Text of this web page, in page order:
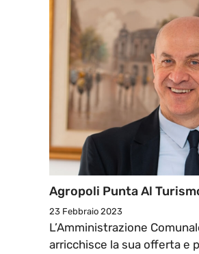
Agropoli Punta Al
23 Febbraio 2023
L’Amministrazione
arricchisce la sua offerta e